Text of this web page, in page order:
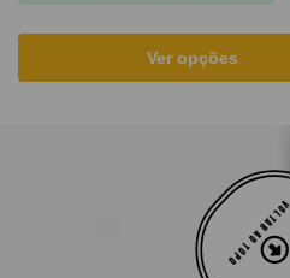
Ver opções
VOLTAR AO TOPO